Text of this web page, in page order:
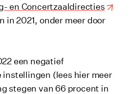
en Concertzaaldirecties
in 2021, onder meer door
een negatief
(lees hier meer
stegen van 66 procent in